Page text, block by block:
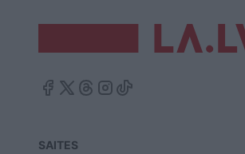
SAITES